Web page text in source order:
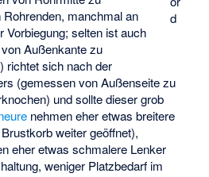
d
manchmal an
Vorbiegung; selten ist auch
Außenkante zu
richtet sich nach der
(gemessen von Außenseite zu
und sollte dieser grob
nehmen eher etwas breitere
weiter geöffnet),
eher etwas schmalere Lenker
weniger Platzbedarf im